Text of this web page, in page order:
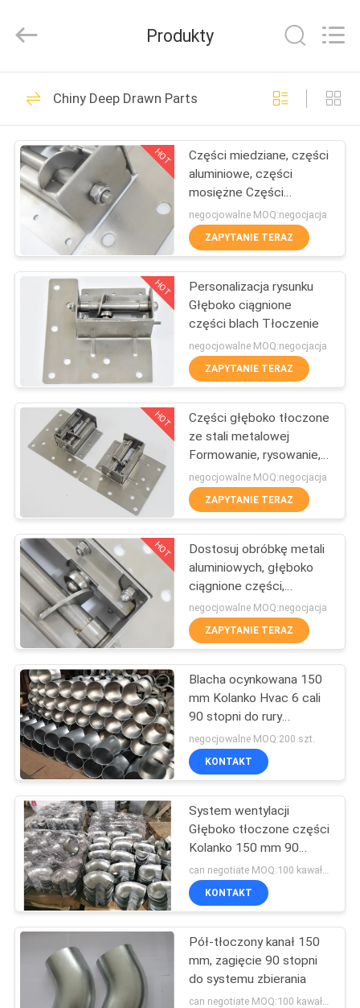
DOMU
PRODUKTY
WYCIECZKA
FABRYCE
KONTROLA
JAKOŚCI
SKONTAKTUJ
NAMI
NOWOŚCI
SPRAWY
SITEMAP
PRIVACY
POLICY
WOODOO
TRADE
Rights
Zaciski do rur o
dużej wytrzymałości
188
Ocynkowany zacisk
rurowy
152
Szybkozłączka do
Quick Release
Rura do odsysania
pyłu
97
Brama wybuchowa
do zbierania pyłu
76
Przepustnice
72
Produkty
Chiny Deep Drawn Parts
HOT
Części miedziane, części
aluminiowe, części
mosiężne Części
głęboko ciągnione
negocjowalne MOQ:negocjacja
ZAPYTANIE TERAZ
HOT
Personalizacja rysunku
Głęboko ciągnione
części blach Tłoczenie
negocjowalne MOQ:negocjacja
ZAPYTANIE TERAZ
HOT
Części głęboko tłoczone
ze stali metalowej
Formowanie, rysowanie,
tłoczenie
negocjowalne MOQ:negocjacja
ZAPYTANIE TERAZ
HOT
Dostosuj obróbkę metali
aluminiowych, głęboko
ciągnione części,
tłoczenie
negocjowalne MOQ:negocjacja
ZAPYTANIE TERAZ
Blacha ocynkowana 150
mm Kolanko Hvac 6 cali
90 stopni do rury
kanałowej
negocjowalne MOQ:200 szt.
KONTAKT
System wentylacji
Głęboko tłoczone części
Kolanko 150 mm 90
stopni
KONTAKT
Pół-tłoczony kanał 150
mm, zagięcie 90 stopni
do systemu zbierania